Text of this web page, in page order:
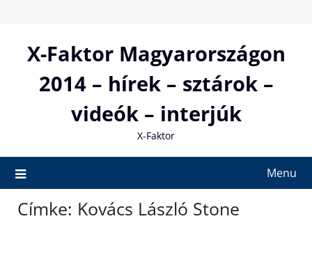
contentX-Faktor Magyarországon
2014 – hírek – sztárok –
videók – interjúk
X-Faktor
Menu
Címke: Kovács László Stone